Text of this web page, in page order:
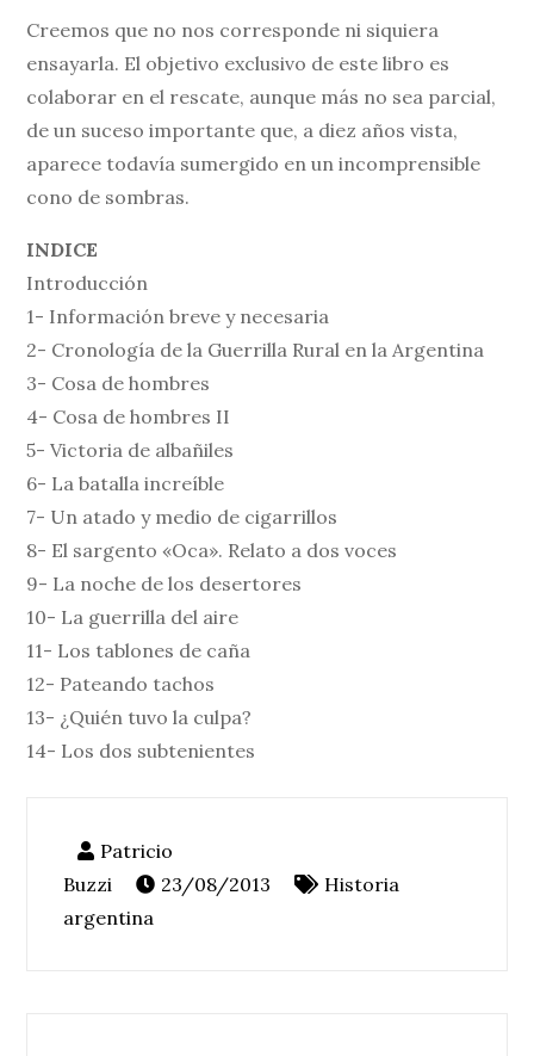
Creemos que no nos corresponde ni siquiera
ensayarla. El objetivo exclusivo de este libro es
colaborar en el rescate, aunque más no sea parcial,
de un suceso importante que, a diez años vista,
aparece todavía sumergido en un incomprensible
cono de sombras.
INDICE
Introducción
1- Información breve y necesaria
2- Cronología de la Guerrilla Rural en la Argentina
3- Cosa de hombres
4- Cosa de hombres II
5- Victoria de albañiles
6- La batalla increíble
7- Un atado y medio de cigarrillos
8- El sargento «Oca». Relato a dos voces
9- La noche de los desertores
10- La guerrilla del aire
11- Los tablones de caña
12- Pateando tachos
13- ¿Quién tuvo la culpa?
14- Los dos subtenientes
23/08/2013
Historia
argentina